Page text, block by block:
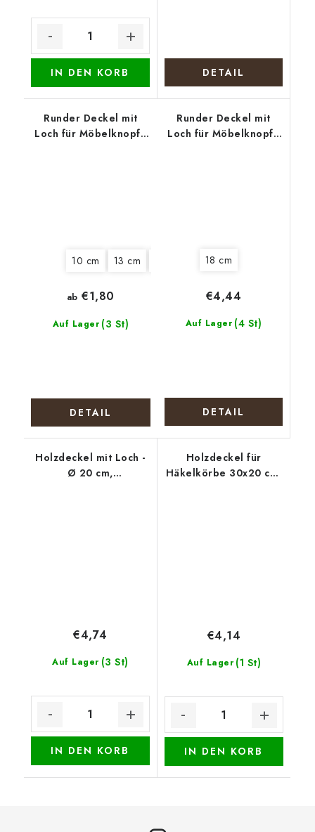
IN DEN KORB DETAIL
Runder Deckel mit
Loch für Möbelknopf -
10 cm 13 cm 18 cm
Auf Lager (3 St)
ab €1,80
DETAIL
Runder Deckel mit
Loch für Möbelknopf -
18 cm
Auf Lager (4 St)
€4,44
DETAIL
Holzdeckel mit Loch -
Ø 20 cm,
Auf Lager (3 St)
€4,74
IN DEN KORB
Holzdeckel für
Häkelkörbe 30x20 cm,
Auf Lager (1 St)
€4,14
IN DEN KORB